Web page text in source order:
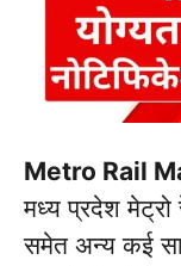
Metro Rail
मध्य प्रदेश
समेत अन्य कई